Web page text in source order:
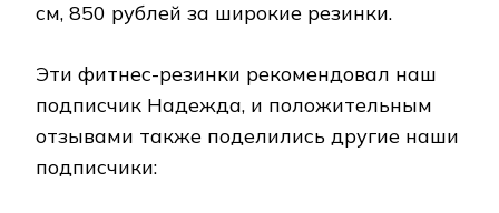
см, 850 рублей за широкие резинки.
Эти фитнес-резинки рекомендовал наш
подписчик Надежда, и положительным
отзывами также поделились другие наши
подписчики: